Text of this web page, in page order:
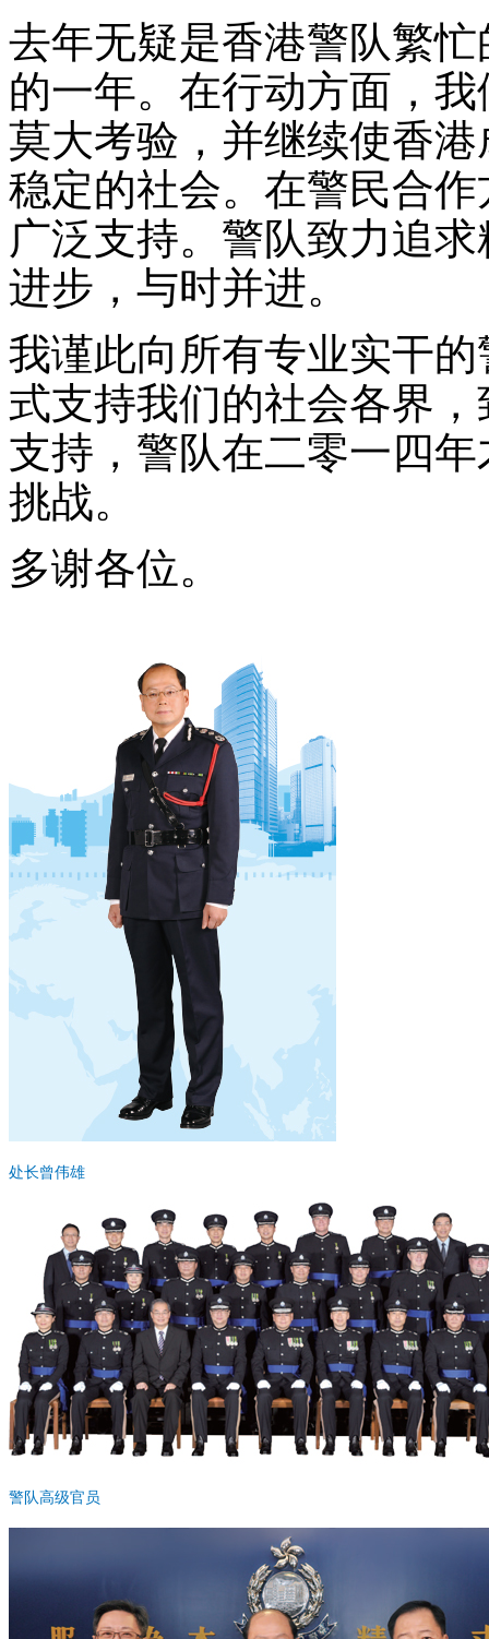
去年无疑是香港警队繁
的一年。在行动方面，
莫大考验，并继续使香
稳定的社会。在警民合
广泛支持。警队致力追
进步，与时并进。
我谨此向所有专业实干
式支持我们的社会各界
支持，警队在二零一四
挑战。
多谢各位。
处长曾伟雄
警队高级官员